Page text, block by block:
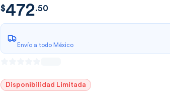
$472.50
$472.50
Envío a todo México
Disponibilidad Limitada